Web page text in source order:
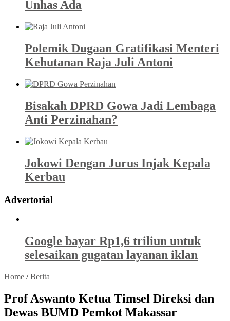
Unhas Ada
Polemik Dugaan Gratifikasi Menteri
Kehutanan Raja Juli Antoni
Bisakah DPRD Gowa Jadi Lembaga
Anti Perzinahan?
Jokowi Dengan Jurus Injak Kepala
Kerbau
Advertorial
Google bayar Rp1,6 triliun untuk
selesaikan gugatan layanan iklan
Home /Berita
Prof Aswanto Ketua Timsel Direksi dan
Dewas BUMD Pemkot Makassar